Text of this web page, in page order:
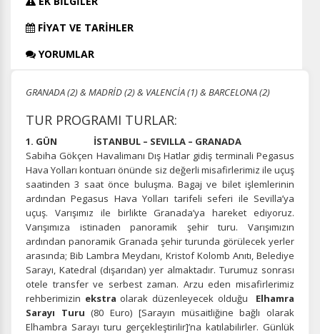
FİYAT VE TARİHLER
YORUMLAR
GRANADA (2) & MADRİD (2) & VALENCİA (1) & BARCELONA (2)
TUR PROGRAMI TURLAR:
1. GÜN İSTANBUL – SEVILLA – GRANADA
Sabiha Gökçen Havalimanı Dış Hatlar gidiş terminali Pegasus
Hava Yolları kontuarı önünde siz değerli misafirlerimiz ile uçuş
saatinden 3 saat önce buluşma. Bagaj ve bilet işlemlerinin
ardından Pegasus Hava Yolları tarifeli seferi ile Sevilla’ya
uçuş. Varışımız ile birlikte Granada’ya hareket ediyoruz.
Varışımıza istinaden panoramik şehir turu. Varışımızın
ardından panoramik Granada şehir turunda görülecek yerler
arasında; Bib Lambra Meydanı, Kristof Kolomb Anıtı, Belediye
Sarayı, Katedral (dışarıdan) yer almaktadır. Turumuz sonrası
otele transfer ve serbest zaman. Arzu eden misafirlerimiz
rehberimizin ekstra olarak düzenleyecek olduğu Elhamra
Sarayı Turu (80 Euro) [Sarayın müsaitliğine bağlı olarak
Elhambra Sarayı turu gerçekleştirilir]’na katılabilirler. Günlük